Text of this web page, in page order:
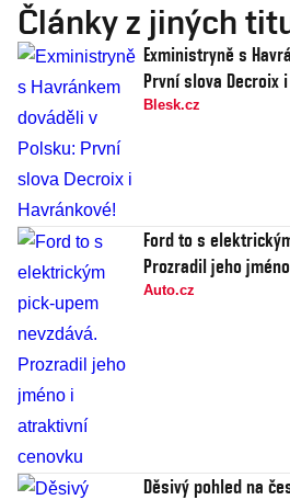
Články z jiných
Exministryně s
První slova Decroix
Blesk.cz
Ford to s
Prozradil jeho
Auto.cz
Děsivý pohled na